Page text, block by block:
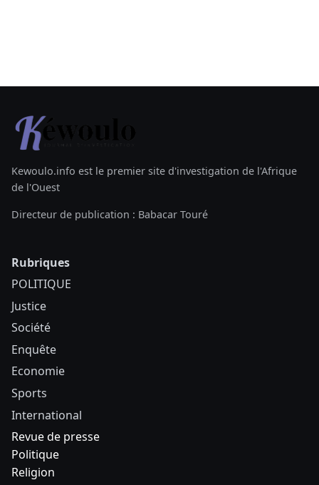
Kewoulo.info est le premier site d'investigation de l'Afrique
de l'Ouest
Directeur de publication : Babacar Touré
Rubriques
POLITIQUE
Justice
Société
Enquête
Economie
Sports
International
Revue de presse
Politique
Religion